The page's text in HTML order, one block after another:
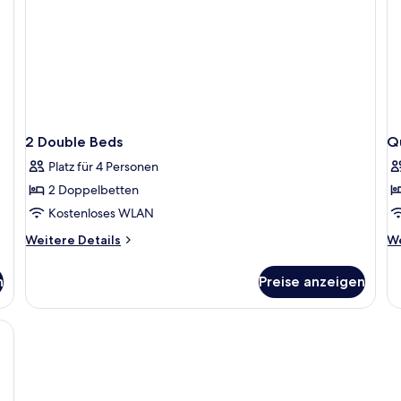
2 Double Beds
Platz für 4 Personen
2 Doppelbetten
Kostenloses WLAN
Weitere Details
Weitere
Double
Preise anzeigen